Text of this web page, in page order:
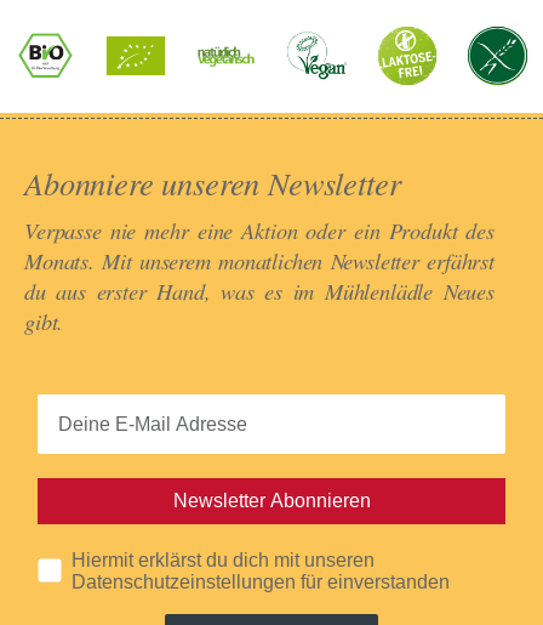
Abonniere unseren Newsletter​
Verpasse nie mehr eine Aktion oder ein Produkt des
Monats. Mit unserem monatlichen Newsletter erfährst
du aus erster Hand, was es im Mühlenlädle Neues
gibt.​
Newsletter Abonnieren
Hiermit erklärst du dich mit unseren
Datenschutzeinstellungen für einverstanden